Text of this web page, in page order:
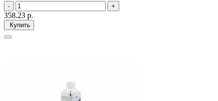
358.23 р.
Купить